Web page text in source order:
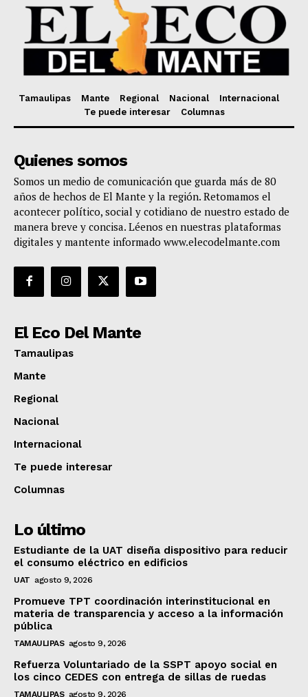
Tamaulipas Mante Regional Nacional
Internacional
Te puede interesar
Columnas
Quienes somos
Somos un medio de comunicación que guarda más de 80
años de hechos de El Mante y la región. Retomamos el
acontecer político, social y cotidiano de nuestro estado de
manera breve y concisa. Léenos en nuestras plataformas
digitales y mantente informado www.elecodelmante.com
El Eco Del Mante
Tamaulipas
Mante
Regional
Nacional
Internacional
Te puede interesar
Columnas
Lo último
Estudiante de la UAT diseña dispositivo para reducir
el consumo eléctrico en edificios
UAT agosto 9, 2026
Promueve TPT coordinación interinstitucional en
materia de transparencia y acceso a la información
pública
TAMAULIPAS agosto 9, 2026
Refuerza Voluntariado de la SSPT apoyo social en
los cinco CEDES con entrega de sillas de ruedas
TAMAULIPAS agosto 9, 2026